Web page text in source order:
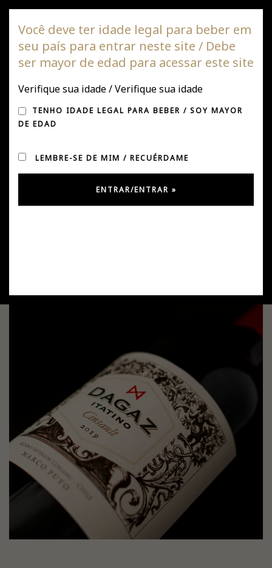
Vinha DAGAZ
de
IMPRENSA
Você deve ter idade legal para beber em
seu país para entrar neste site / Debe
ser mayor de edad para acessar este site
Verifique sua idade / Verifique sua idade
TENHO IDADE LEGAL PARA BEBER / SOY MAYOR
DE EDAD
LEMBRE-SE DE MIM / RECUÉRDAME